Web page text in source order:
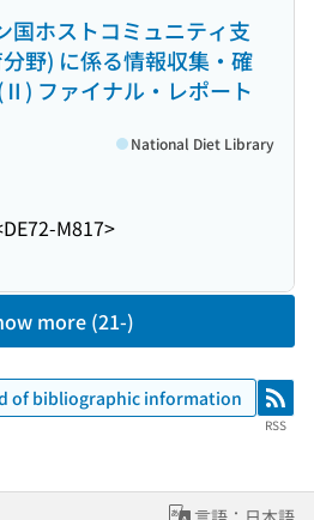
国ホストコミュニティ支
野) に係る情報収集・確
ファイナル・レポート
M817>
National Diet Library
more (21-)
of bibliographic information RSS
RSS